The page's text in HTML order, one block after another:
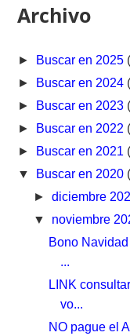
Archivo
► Buscar en 2025
► Buscar en 2024
► Buscar en 2023
► Buscar en 2022
► Buscar en 2021
▼ Buscar en 2020
► diciembre
▼ noviembre
Bono
...
LINK
vo...
NO pague el